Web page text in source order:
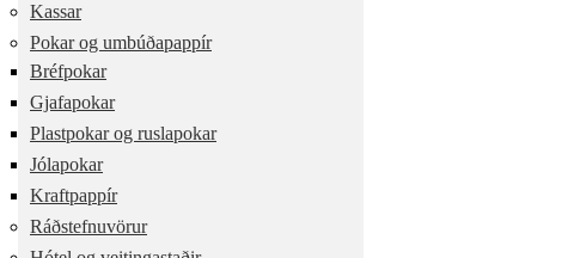
Kassar
Pokar og umbúðapappír
Bréfpokar
Gjafapokar
Plastpokar og ruslapokar
Jólapokar
Kraftpappír
Ráðstefnuvörur